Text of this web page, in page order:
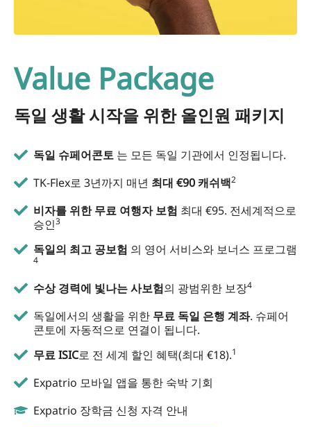
Value Package
독일 생활 시작을 위한 올인원 패키지
독일 슈페어콘토 는 모든 독일 기관에서 인정됩니다.
TK-Flex로 3년까지 매년 최대 €90 캐쉬백2
비자를 위한 무료 여행자 보험 최대 €95. 전세계적으로
승인3
독일의 최고 공보험 의 영어 서비스와 보너스 프로그램
4
수상 경력에 빛나는 사보험의 광범위한 보장4
독일에서의 생활을 위한 무료 독일 은행 계좌. 슈페어
콘토에 자동적으로 연결이 됩니다.
무료 ISIC로 전 세계 할인 혜택(최대 €18).1
Expatrio 모바일 앱을 통한 숙박 기회
Expatrio 장학금 신청 자격 안내